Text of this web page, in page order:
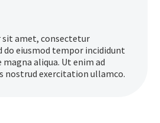
amet, consectetur
do eiusmod tempor incididunt
aliqua. Ut enim ad
nostrud exercitation ullamco.